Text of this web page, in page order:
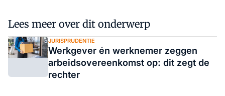
Lees meer over dit onderwerp
JURISPRUDENTIE
Werkgever én werknemer zeggen
arbeidsovereenkomst op: dit zegt de
rechter